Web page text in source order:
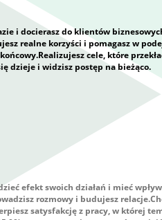
i docierasz do klientów
realne korzyści i pomagasz w
cele, które
dzieje i widzisz postęp na bieżąco.
efekt swoich działań i mieć wpływ
rozmowy i budujesz
satysfakcję z pracy, w której